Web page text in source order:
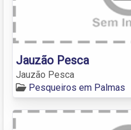
Jauzão Pesca
Jauzão Pesca
Pesqueiros em Palmas